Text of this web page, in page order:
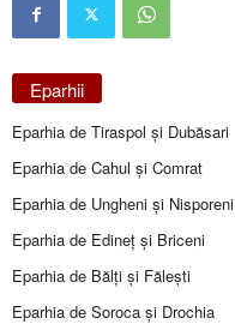
Eparhii
Eparhia de Tiraspol și Dubăsari
Eparhia de Cahul și Comrat
Eparhia de Ungheni și Nisporeni
Eparhia de Edineţ şi Briceni
Eparhia de Bălţi şi Făleşti
Eparhia de Soroca și Drochia